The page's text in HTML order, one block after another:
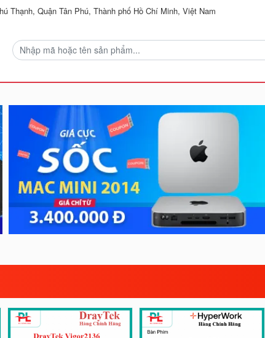
Thạnh, Quận Tân Phú, Thành phố Hồ Chí Minh, Việt Nam